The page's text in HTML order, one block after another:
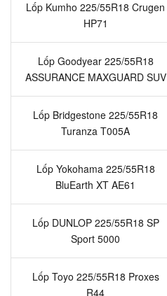
Lốp Kumho 225/55R18 Crugen
HP71
Lốp Goodyear 225/55R18
ASSURANCE MAXGUARD SUV
Lốp Bridgestone 225/55R18
Turanza T005A
Lốp Yokohama 225/55R18
BluEarth XT AE61
Lốp DUNLOP 225/55R18 SP
Sport 5000
Lốp Toyo 225/55R18 Proxes
R44